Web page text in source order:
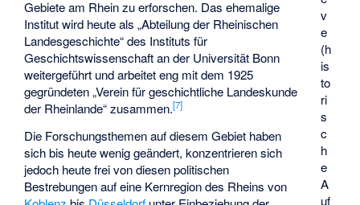
v
e
(h
is
to
ri
s
c
h
e
A
uf
Gebiete am Rhein zu erforschen. Das ehemalige
Institut wird heute als „Abteilung der Rheinischen
Landesgeschichte“ des Instituts für
Geschichtswissenschaft an der Universität Bonn
weitergeführt und arbeitet eng mit dem 1925
gegründeten „Verein für geschichtliche Landeskunde
der Rheinlande“ zusammen.[7]
Die Forschungsthemen auf diesem Gebiet haben
sich bis heute wenig geändert, konzentrieren sich
jedoch heute frei von diesen politischen
Bestrebungen auf eine Kernregion des Rheins von